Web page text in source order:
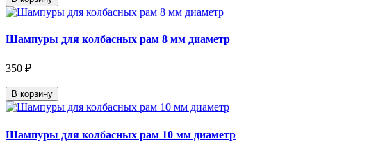
Шампуры для колбасных рам 8 мм диаметр
350 ₽
В корзину
Шампуры для колбасных рам 10 мм диаметр